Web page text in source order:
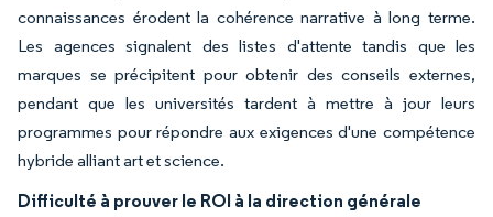
connaissances érodent la cohérence narrative à long terme.
Les agences signalent des listes d'attente tandis que les
marques se précipitent pour obtenir des conseils externes,
pendant que les universités tardent à mettre à jour leurs
programmes pour répondre aux exigences d'une compétence
hybride alliant art et science.
Difficulté à prouver le ROI à la direction générale